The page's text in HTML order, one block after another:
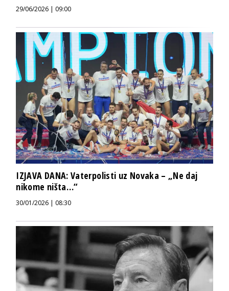
29/06/2026 | 09:00
IZJAVA DANA: Vaterpolisti uz Novaka – „Ne daj
nikome ništa…“
30/01/2026 | 08:30